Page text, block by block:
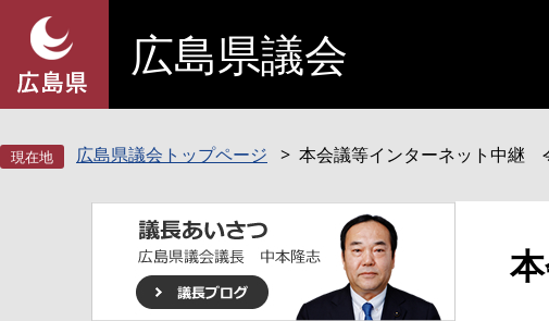
頭
で
飛
ば
広島県議会
広島県議会トップページ 本会議等インターネット中継